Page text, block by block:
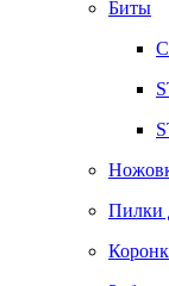
Биты
Пилки